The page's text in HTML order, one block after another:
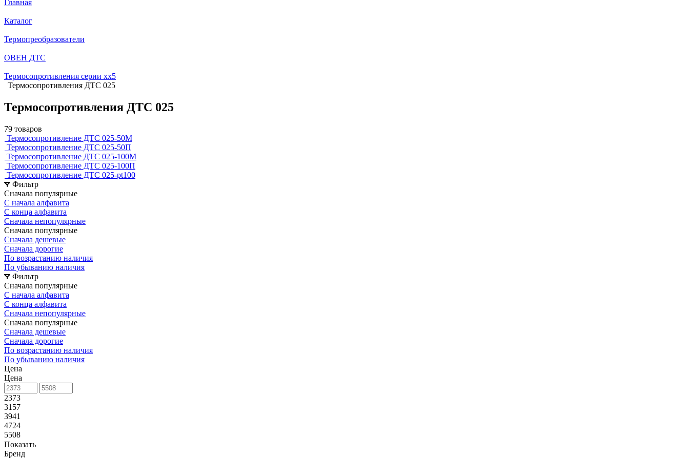
Главная
Каталог
Термопреобразователи
ОВЕН ДТС
Термосопротивления серии хх5
Термосопротивления ДТС 025
Термосопротивления ДТС 025
79 товаров
Термосопротивление ДТС 025-50М
Термосопротивление ДТС 025-50П
Термосопротивление ДТС 025-100М
Термосопротивление ДТС 025-100П
Термосопротивление ДТС 025-pt100
Фильтр
Сначала популярные
С начала алфавита
С конца алфавита
Сначала непопулярные
Сначала популярные
Сначала дешевые
Сначала дорогие
По возрастанию наличия
По убыванию наличия
Фильтр
Сначала популярные
С начала алфавита
С конца алфавита
Сначала непопулярные
Сначала популярные
Сначала дешевые
Сначала дорогие
По возрастанию наличия
По убыванию наличия
Цена
Цена
2373
3157
3941
4724
5508
Показать
Бренд